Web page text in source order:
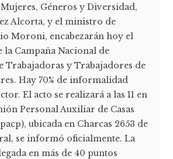
Géneros y Diversidad,
Alcorta, y el ministro de
Moroni, encabezarán hoy el
la Campaña Nacional de
Trabajadoras y Trabajadores de
Hay 70% de informalidad
El acto se realizará a las 11 en
Personal Auxiliar de Casas
ubicada en Charcas 2653 de
se informó oficialmente. La
en más de 40 puntos